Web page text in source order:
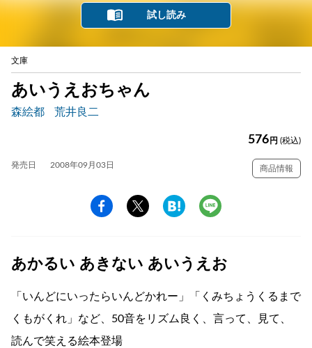
試し読み
文庫
あいうえおちゃん
森絵都 荒井良二
576 円 (税込)
発売日 2008年09月03日 商品情報
あかるい あきない あいうえお
「いんどにいったらいんどかれー」「くみちょうくるまで
くもがくれ」など、50音をリズム良く、言って、見て、
読んで笑える絵本登場